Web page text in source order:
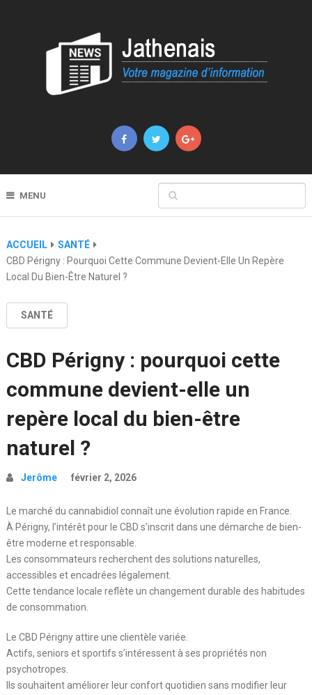
MENU
ACCUEIL
SANTÉ
CBD Périgny : Pourquoi Cette Commune Devient-Elle Un Repère
Local Du Bien-Être Naturel ?
SANTÉ
CBD Périgny : pourquoi cette
commune devient-elle un
repère local du bien-être
naturel ?
Jerôme février 2, 2026
Le marché du cannabidiol connaît une évolution rapide en France.
À Périgny, l’intérêt pour le CBD s’inscrit dans une démarche de bien-
être moderne et responsable.
Les consommateurs recherchent des solutions naturelles,
accessibles et encadrées légalement.
Cette tendance locale reflète un changement durable des habitudes
de consommation.
Le CBD Périgny attire une clientèle variée.
Actifs, seniors et sportifs s’intéressent à ses propriétés non
psychotropes.
Ils souhaitent améliorer leur confort quotidien sans modifier leur